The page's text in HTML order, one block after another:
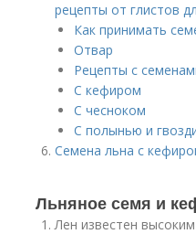
рецепты от глистов
Как принимать
Отвар
Рецепты с
С кефиром
С чесноком
С полынью и
Семена льна с
Льняное семя и
Лен известен